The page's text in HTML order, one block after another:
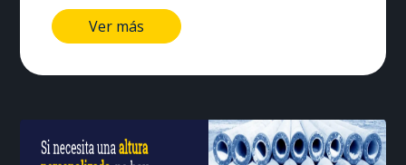
CARACTERÍSTICAS DIMENSIONALES
LONGITUD DEL POSTE: 10000mm
LA CIMA: 142mm DIÁMETRO DE LA
BASE: 305mm CONICIDAD:
Ver más